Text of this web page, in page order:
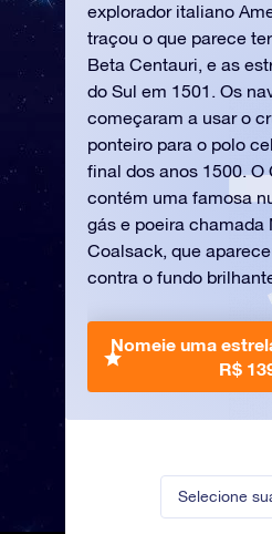
Selecione
explorador italiano
traçou o que parece
Beta Centauri, e as
do Sul em 1501. Os
começaram a usar o
ponteiro para o polo
final dos anos 1500. O
contém uma famosa
gás e poeira chamada
Coalsack, que
contra o fundo
Nomeie uma
R$